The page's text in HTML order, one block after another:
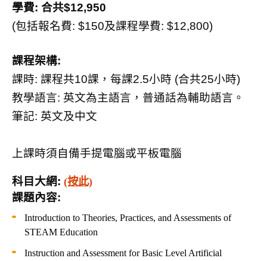
學費: 合共$12,950
(包括報名費: $150及課程學費: $12,800)
課程架構:
課時: 課程共10課，每課2.5小時 (合共25小時)
教學語言: 英文為主語言，普通話為輔助語言。
筆記: 英文及中文
上課時須自備手提電腦或平板電腦
科目大網: (按此)
課題內容:
Introduction to Theories, Practices, and Assessments of
STEAM Education
Instruction and Assessment for Basic Level Artificial